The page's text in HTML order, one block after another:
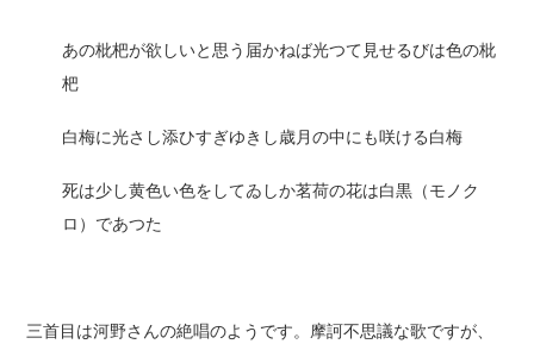
あの枇杷が欲しいと思う届かねば光つて見せるびは色の枇
杷
白梅に光さし添ひすぎゆきし歳月の中にも咲ける白梅
死は少し黄色い色をしてゐしか茗荷の花は白黒（モノク
ロ）であつた
三首目は河野さんの絶唱のようです。摩訶不思議な歌ですが、